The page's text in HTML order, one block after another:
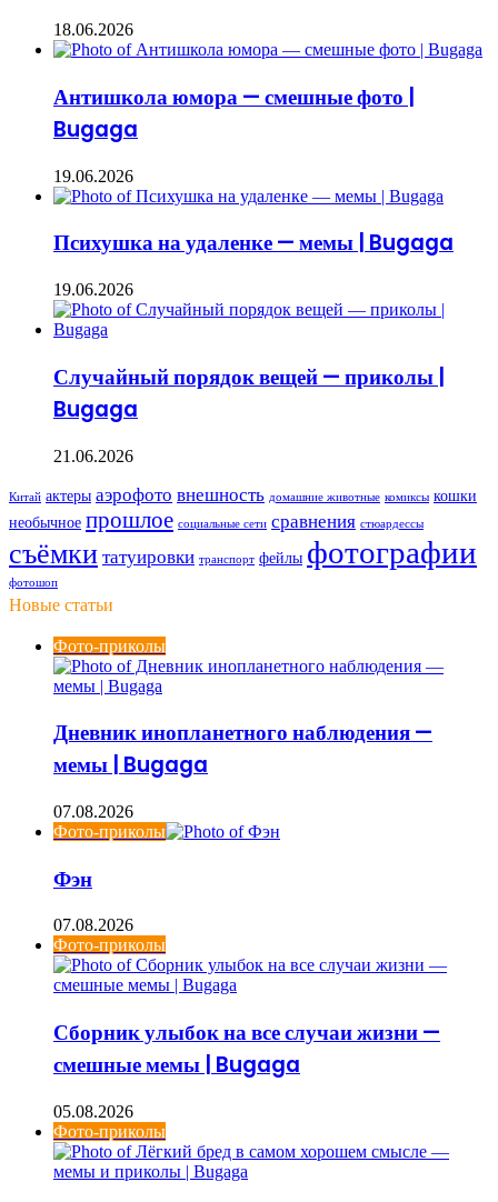
18.06.2026
Антишкола юмора — смешные фото |
Bugaga
19.06.2026
Психушка на удаленке — мемы | Bugaga
19.06.2026
Случайный порядок вещей — приколы |
Bugaga
21.06.2026
Китай актеры аэрофото внешность домашние животные комиксы кошки
необычное прошлое социальные сети сравнения стюардессы
съёмки татуировки транспорт фейлы фотографии
фотошоп
Новые статьи
Фото-приколы
Дневник инопланетного наблюдения —
мемы | Bugaga
07.08.2026
Фото-приколы
Фэн
07.08.2026
Фото-приколы
Сборник улыбок на все случаи жизни —
смешные мемы | Bugaga
05.08.2026
Фото-приколы